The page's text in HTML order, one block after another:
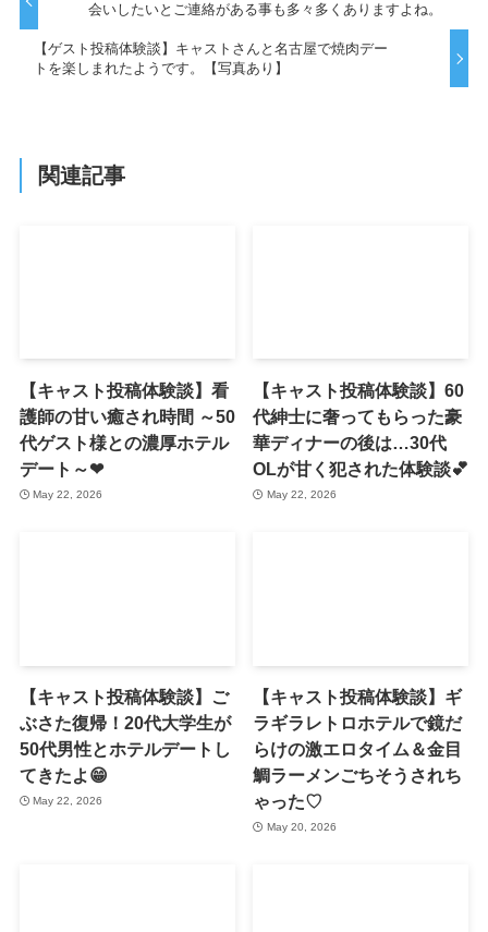
会いしたいとご連絡がある事も多々多くありますよね。
【ゲスト投稿体験談】キャストさんと名古屋で焼肉デー
トを楽しまれたようです。【写真あり】
関連記事
【キャスト投稿体験談】看
護師の甘い癒され時間 ～50
代ゲスト様との濃厚ホテル
デート～❤
May 22, 2026
【キャスト投稿体験談】60
代紳士に奢ってもらった豪
華ディナーの後は…30代
OLが甘く犯された体験談💕
May 22, 2026
【キャスト投稿体験談】ご
ぶさた復帰！20代大学生が
50代男性とホテルデートし
てきたよ😁
May 22, 2026
【キャスト投稿体験談】ギ
ラギラレトロホテルで鏡だ
らけの激エロタイム＆金目
鯛ラーメンごちそうされち
ゃった♡
May 20, 2026